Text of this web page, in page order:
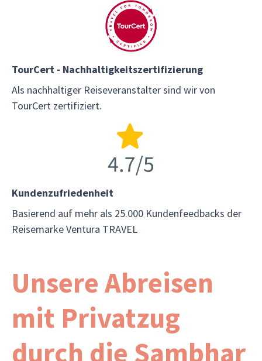
TourCert - Nachhaltigkeitszertifizierung
Als nachhaltiger Reiseveranstalter sind wir von
TourCert zertifiziert.
Kundenzufriedenheit
Basierend auf mehr als 25.000 Kundenfeedbacks der
Reisemarke Ventura TRAVEL
Unsere Abreisen
mit Privatzug
durch die Sambhar